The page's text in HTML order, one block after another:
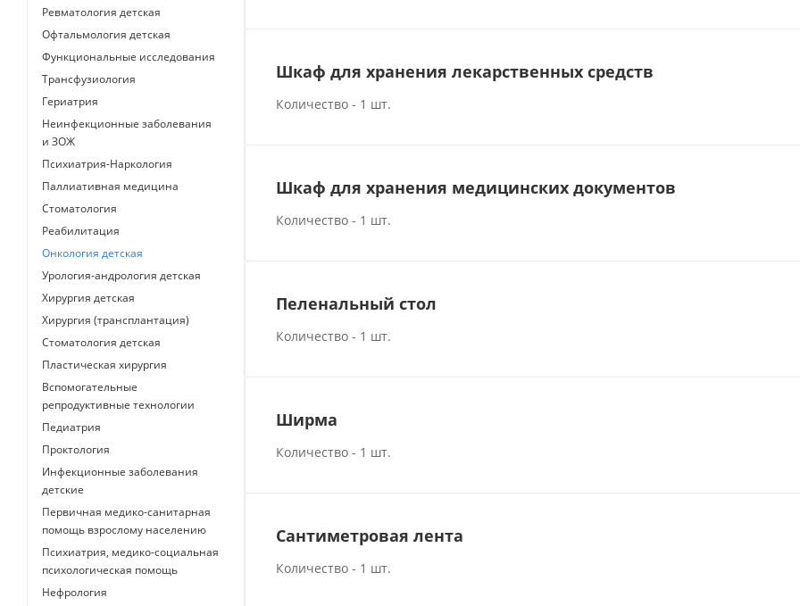
Шкаф для хранения лекарственных средств
Количество - 1 шт.
Шкаф для хранения медицинских документов
Количество - 1 шт.
Пеленальный стол
Количество - 1 шт.
Ширма
Количество - 1 шт.
Сантиметровая лента
Количество - 1 шт.
Ревматология детская
Офтальмология детская
Функциональные исследования
Трансфузиология
Гериатрия
Неинфекционные заболевания
и ЗОЖ
Психиатрия-Наркология
Паллиативная медицина
Стоматология
Реабилитация
Онкология детская
Урология-андрология детская
Хирургия детская
Хирургия (трансплантация)
Стоматология детская
Пластическая хирургия
Вспомогательные
репродуктивные технологии
Педиатрия
Проктология
Инфекционные заболевания
детские
Первичная медико-санитарная
помощь взрослому населению
Психиатрия, медико-социальная
психологическая помощь
Нефрология